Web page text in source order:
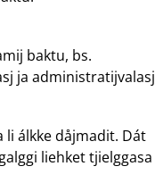
baktu, bs.
ja administratijvalasj
álkke dåjmadit. Dát
liehket tjielggasa